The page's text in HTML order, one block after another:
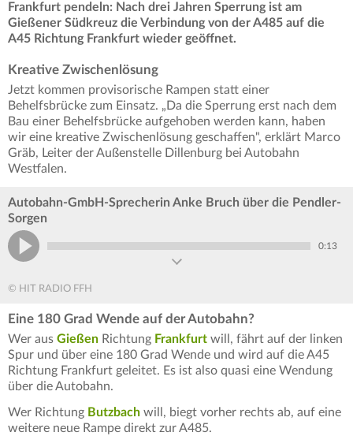
Frankfurt pendeln: Nach drei Jahren Sperrung ist am
Gießener Südkreuz die Verbindung von der A485 auf die
A45 Richtung Frankfurt wieder geöffnet.
Kreative Zwischenlösung
Jetzt kommen provisorische Rampen statt einer
Behelfsbrücke zum Einsatz. „Da die Sperrung erst nach dem
Bau einer Behelfsbrücke aufgehoben werden kann, haben
wir eine kreative Zwischenlösung geschaffen", erklärt Marco
Gräb, Leiter der Außenstelle Dillenburg bei Autobahn
Westfalen.
Autobahn-GmbH-Sprecherin Anke Bruch über die Pendler-
Sorgen
0:13
© HIT RADIO FFH
Eine 180 Grad Wende auf der Autobahn?
Wer aus Gießen Richtung Frankfurt will, fährt auf der linken
Spur und über eine 180 Grad Wende und wird auf die A45
Richtung Frankfurt geleitet. Es ist also quasi eine Wendung
über die Autobahn.
Wer Richtung Butzbach will, biegt vorher rechts ab, auf eine
weitere neue Rampe direkt zur A485.